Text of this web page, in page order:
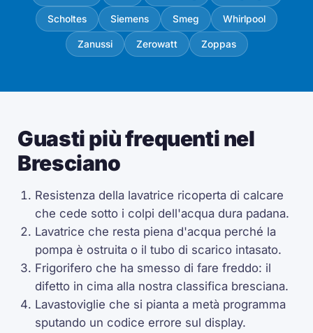
Scholtes Siemens Smeg Whirlpool
Zanussi Zerowatt Zoppas
Guasti più frequenti nel
Bresciano
Resistenza della lavatrice ricoperta di calcare
che cede sotto i colpi dell'acqua dura padana.
Lavatrice che resta piena d'acqua perché la
pompa è ostruita o il tubo di scarico intasato.
Frigorifero che ha smesso di fare freddo: il
difetto in cima alla nostra classifica bresciana.
Lavastoviglie che si pianta a metà programma
sputando un codice errore sul display.